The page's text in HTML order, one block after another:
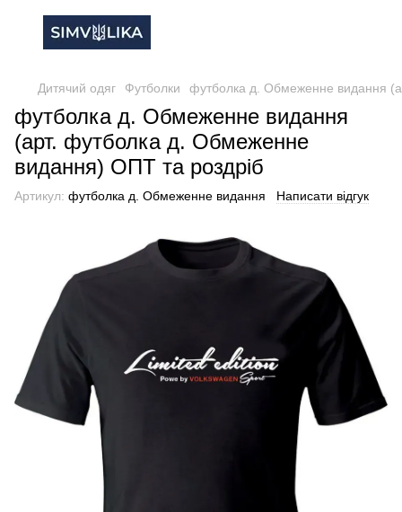
Дитячий одяг Футболки футболка д. Обмеженне видання
футболка д. Обмеженне видання
(арт. футболка д. Обмеженне
видання) ОПТ та роздріб
Артикул: футболка д. Обмеженне видання Написати відгук